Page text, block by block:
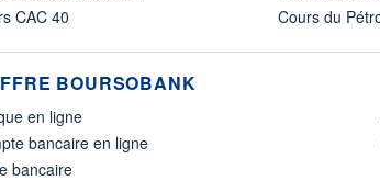
CAC 40
Cours du
BOURSOBANK
en ligne
bancaire en ligne
bancaire